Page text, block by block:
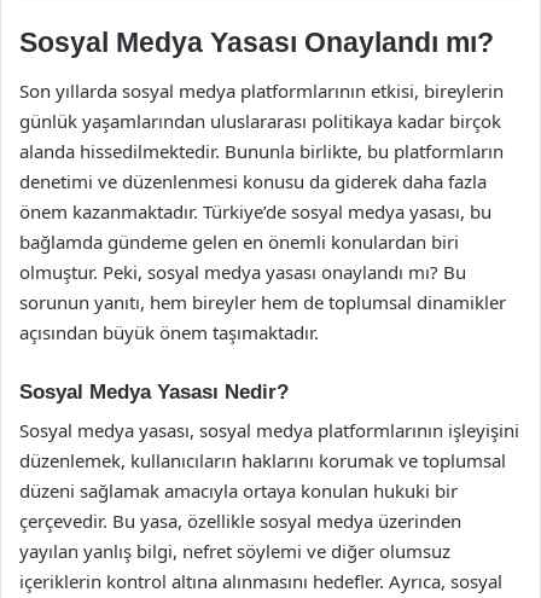
Sosyal Medya Yasası Onaylandı mı?
Son yıllarda sosyal medya platformlarının etkisi, bireylerin
günlük yaşamlarından uluslararası politikaya kadar birçok
alanda hissedilmektedir. Bununla birlikte, bu platformların
denetimi ve düzenlenmesi konusu da giderek daha fazla
önem kazanmaktadır. Türkiye’de sosyal medya yasası, bu
bağlamda gündeme gelen en önemli konulardan biri
olmuştur. Peki, sosyal medya yasası onaylandı mı? Bu
sorunun yanıtı, hem bireyler hem de toplumsal dinamikler
açısından büyük önem taşımaktadır.
Sosyal Medya Yasası Nedir?
Sosyal medya yasası, sosyal medya platformlarının işleyişini
düzenlemek, kullanıcıların haklarını korumak ve toplumsal
düzeni sağlamak amacıyla ortaya konulan hukuki bir
çerçevedir. Bu yasa, özellikle sosyal medya üzerinden
yayılan yanlış bilgi, nefret söylemi ve diğer olumsuz
içeriklerin kontrol altına alınmasını hedefler. Ayrıca, sosyal